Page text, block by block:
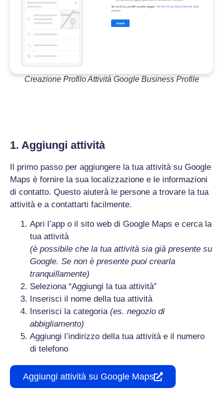
Creazione Profilo Attività Google Business Profile
1. Aggiungi attività
Il primo passo per aggiungere la tua attività su Google
Maps è fornire la sua localizzazione e le informazioni
di contatto. Questo aiuterà le persone a trovare la tua
attività e a contattarti facilmente.
Apri l’app o il sito web di Google Maps e cerca la
tua attività
(è possibile che la tua attività sia già presente su
Google. Se non è presente puoi crearla
tranquillamente)
Seleziona “Aggiungi la tua attività”
Inserisci il nome della tua attività
Inserisci la categoria (es. negozio di
abbigliamento)
Aggiungi l’indirizzo della tua attività e il numero
di telefono
Aggiungi attività su Google Maps